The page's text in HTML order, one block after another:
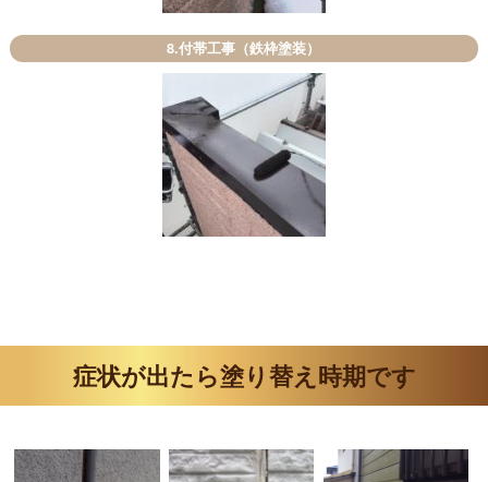
8.付帯工事（鉄枠塗装）
症状が出たら塗り替え時期です